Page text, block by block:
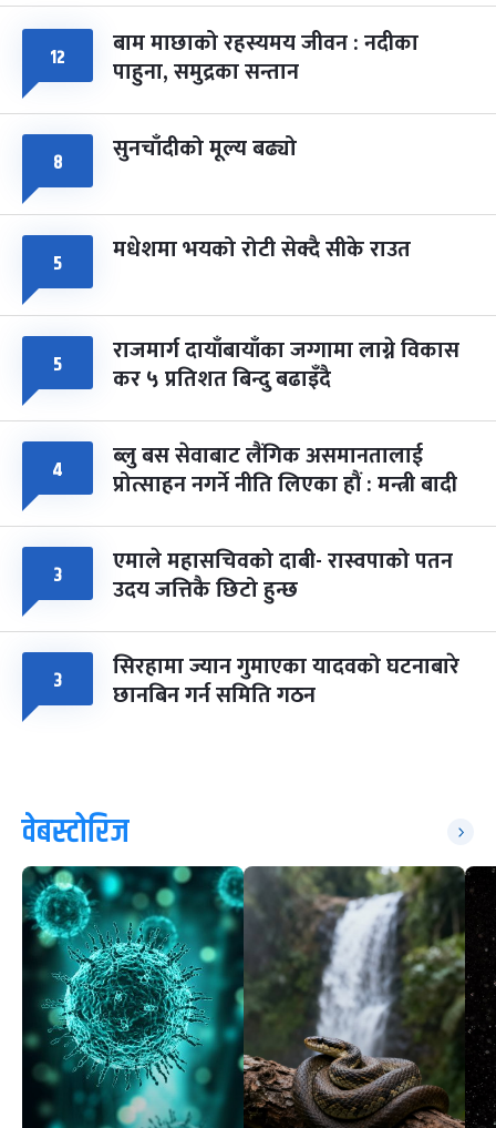
८ फागुपूर्णिमा
चैत्र ८, २०८३-Mar 22, 2027
७ महिना बाँकी
१२ बाम माछाको रहस्यमय जीवन : नदीका
पाहुना, समुद्रका सन्तान
८ सुनचाँदीको मूल्य बढ्यो
५ मधेशमा भयको रोटी सेक्दै सीके राउत
५ राजमार्ग दायाँबायाँका जग्गामा लाग्ने विकास
कर ५ प्रतिशत बिन्दु बढाइँदै
४ ब्लु बस सेवाबाट लैंगिक असमानतालाई
प्रोत्साहन नगर्ने नीति लिएका हौं : मन्त्री बादी
३ एमाले महासचिवको दाबी- रास्वपाको पतन
उदय जत्तिकै छिटो हुन्छ
३ सिरहामा ज्यान गुमाएका यादवको घटनाबारे
छानबिन गर्न समिति गठन
वेबस्टोरिज